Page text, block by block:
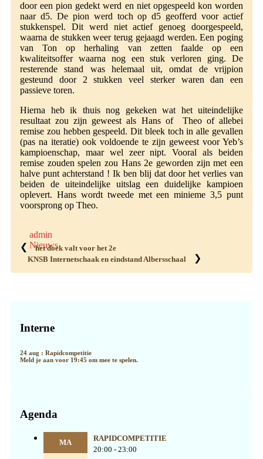
door een pion gedekt werd en niet opgespeeld kon worden
naar d5. De pion werd toch op d5 geofferd voor actief
stukkenspel. Dit werd niet actief genoeg doorgespeeld,
waarna de stukken weer terug gejaagd werden. Een poging
van Ton op herhaling van zetten faalde op een
kwaliteitsoffer waarna nog een stuk verloren ging. De
resterende stand was helemaal uit, omdat de vrijpion
gesteund door 2 stukken veel sterker waren dan een
passieve toren.
Hierna heb ik thuis nog gekeken wat het uiteindelijke
resultaat zou zijn geweest als Hans of Theo of allebei
remise zou hebben gespeeld. Dit bleek toch in alle gevallen
(pas na iteratie) ook voldoende te zijn geweest voor Yeb’s
kampioenschap, maar wel zeer nipt. Vooral als beiden
remise zouden spelen zou Hans 2e geworden zijn met een
halve punt achterstand ! Ik ben blij dat door het verlies van
beiden de uiteindelijke uitslag een duidelijke kampioen
oplevert. Hans wordt tweede met een minieme 3,5 punt
voorsprong op Theo.
admin
Nieuws
❮
het doek valt voor het 2e
KNSB Internetschaak en eindstand Albersschaal
❯
Sidebar
Interne
24 aug : Rapidcompetitie
Meld je aan voor 19:45 om mee te spelen.
Agenda
MA
RAPIDCOMPETITIE
20:00 - 23:00